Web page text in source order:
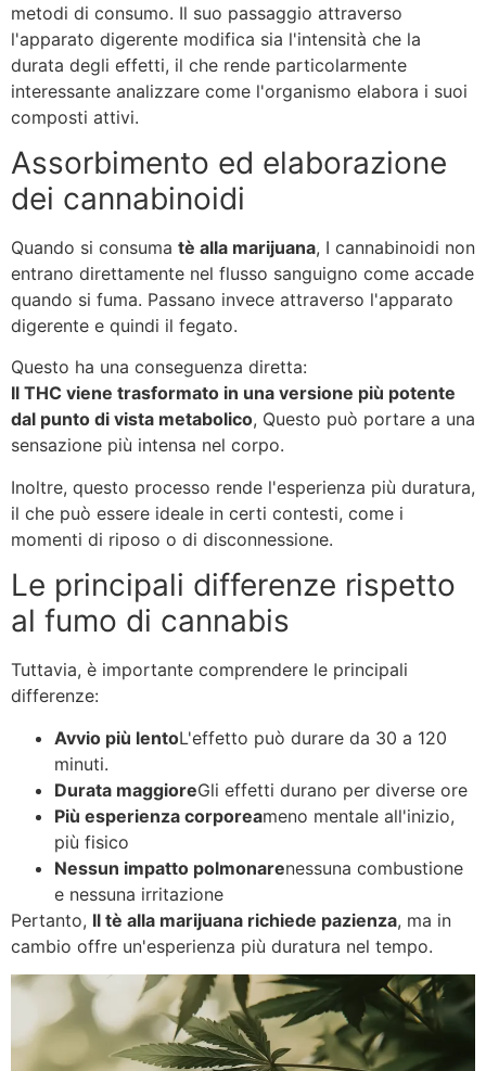
metodi di consumo. Il suo passaggio attraverso
l'apparato digerente modifica sia l'intensità che la
durata degli effetti, il che rende particolarmente
interessante analizzare come l'organismo elabora i suoi
composti attivi.
Assorbimento ed elaborazione
dei cannabinoidi
Quando si consuma tè alla marijuana, I cannabinoidi non
entrano direttamente nel flusso sanguigno come accade
quando si fuma. Passano invece attraverso l'apparato
digerente e quindi il fegato.
Questo ha una conseguenza diretta:
Il THC viene trasformato in una versione più potente
dal punto di vista metabolico, Questo può portare a una
sensazione più intensa nel corpo.
Inoltre, questo processo rende l'esperienza più duratura,
il che può essere ideale in certi contesti, come i
momenti di riposo o di disconnessione.
Le principali differenze rispetto
al fumo di cannabis
Tuttavia, è importante comprendere le principali
differenze:
Avvio più lentoL'effetto può durare da 30 a 120
minuti.
Durata maggioreGli effetti durano per diverse ore
Più esperienza corporeameno mentale all'inizio,
più fisico
Nessun impatto polmonarenessuna combustione
e nessuna irritazione
Pertanto, Il tè alla marijuana richiede pazienza, ma in
cambio offre un'esperienza più duratura nel tempo.